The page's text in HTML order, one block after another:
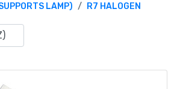
LAMP)
R7 HALOGEN